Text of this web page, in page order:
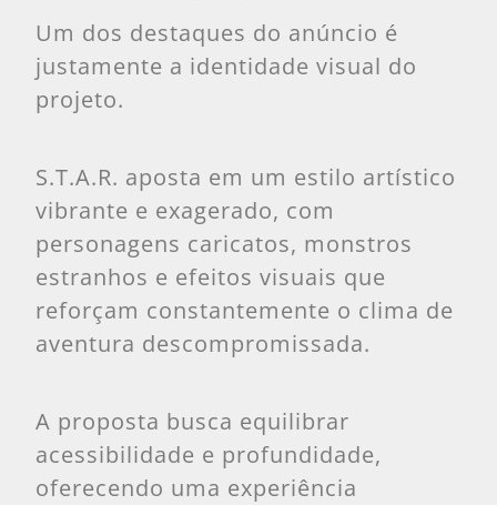
Um dos destaques do anúncio é
justamente a identidade visual do
projeto.
S.T.A.R. aposta em um estilo artístico
vibrante e exagerado, com
personagens caricatos, monstros
estranhos e efeitos visuais que
reforçam constantemente o clima de
aventura descompromissada.
A proposta busca equilibrar
acessibilidade e profundidade,
oferecendo uma experiência